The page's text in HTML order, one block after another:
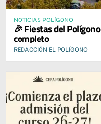
NOTICIAS POLÍGONO
🎉 Fiestas del
completo
REDACCIÓN EL POLÍGONO